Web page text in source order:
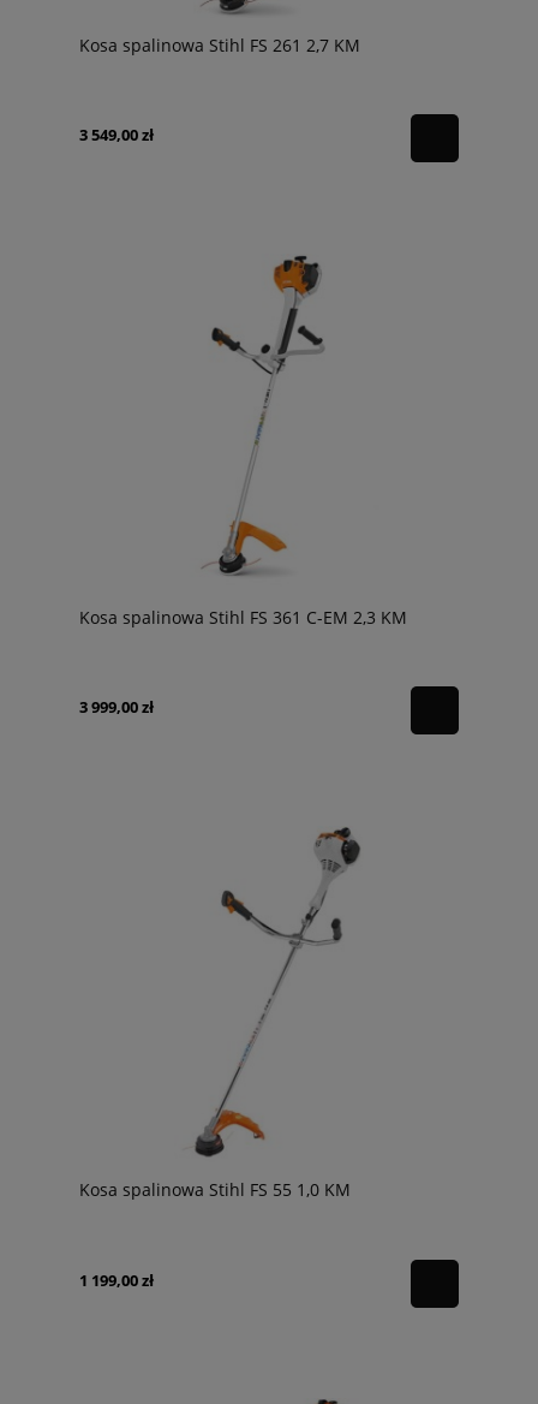
Kosa spalinowa Stihl FS 261 2,7 KM
3 549,00 zł
Kosa spalinowa Stihl FS 361 C-EM 2,3 KM
3 999,00 zł
Kosa spalinowa Stihl FS 55 1,0 KM
1 199,00 zł